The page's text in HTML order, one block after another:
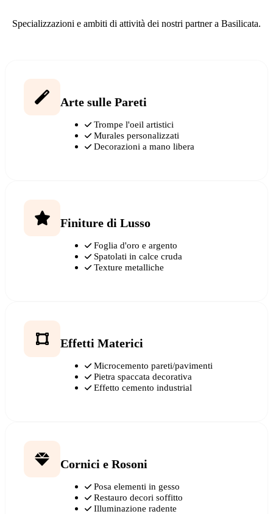
Specializzazioni e ambiti di attività dei nostri partner a Basilicata.
Arte sulle Pareti
Trompe l'oeil artistici
Murales personalizzati
Decorazioni a mano libera
Finiture di Lusso
Foglia d'oro e argento
Spatolati in calce cruda
Texture metalliche
Effetti Materici
Microcemento pareti/pavimenti
Pietra spaccata decorativa
Effetto cemento industrial
Cornici e Rosoni
Posa elementi in gesso
Restauro decori soffitto
Illuminazione radente